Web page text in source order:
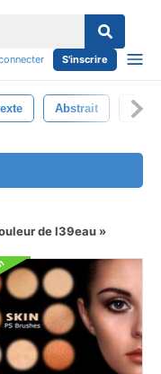
S'inscrire
Abstrait
de l39eau